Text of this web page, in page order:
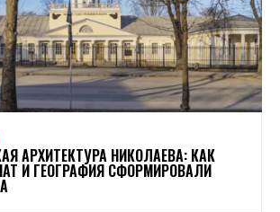
АРХИТЕКТУРА НИКОЛАЕВА: КАК
И ГЕОГРАФИЯ СФОРМИРОВАЛИ